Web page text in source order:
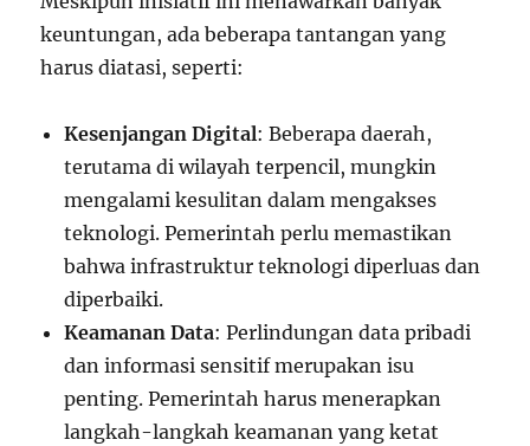
keuntungan, ada beberapa tantangan yang
harus diatasi, seperti:
Kesenjangan Digital: Beberapa daerah,
terutama di wilayah terpencil, mungkin
mengalami kesulitan dalam mengakses
teknologi. Pemerintah perlu memastikan
bahwa infrastruktur teknologi diperluas dan
diperbaiki.
Keamanan Data: Perlindungan data pribadi
dan informasi sensitif merupakan isu
penting. Pemerintah harus menerapkan
langkah-langkah keamanan yang ketat